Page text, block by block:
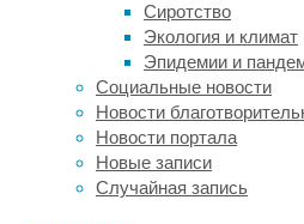
Сиротство
Экология и климат
Эпидемии и
Социальные новости
Новости
Новости портала
Новые записи
Случайная запись
Вай
Леунг
(Wai
Leung)
из
Университета